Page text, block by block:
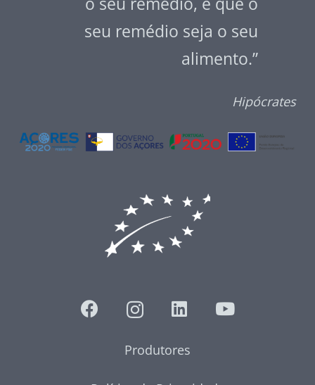
seu remédio seja o seu
alimento.”
Hipócrates
Produtores